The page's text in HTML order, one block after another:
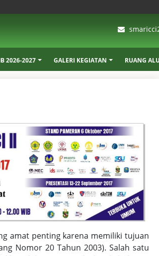
2026-2027 GALERI KEGIATAN RUANG
amat penting karena memiliki tujuan
Nomor 20 Tahun 2003). Salah satu